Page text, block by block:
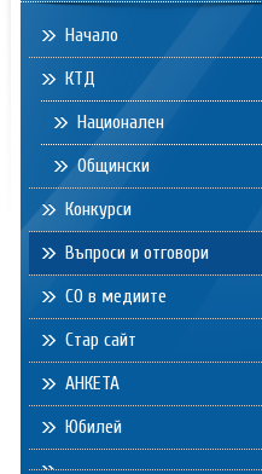
Начало
КТД
Национален
Общински
Конкурси
Въпроси и отговори
СО в медиите
Стар сайт
АНКЕТА
Юбилей